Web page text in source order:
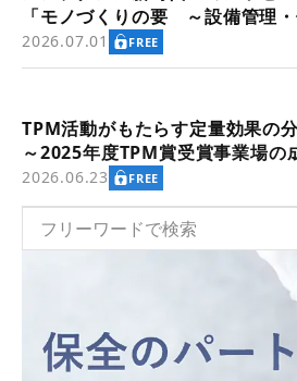
「モノづくりの要 ～設備管理
価値創造～」
2026.07.01 FREE
TPM活動がもたらす定量効果の
～2025年度TPM賞受賞事業場の
標より
2026.06.23 FREE